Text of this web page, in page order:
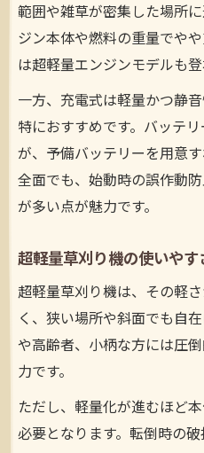
範囲や雑草が密集した場所
ジン本体や燃料の重量でや
は超軽量エンジンモデルも登
一方、充電式は軽量かつ静
特におすすめです。バッテ
が、予備バッテリーを用意
全面でも、始動時の誤作動
が多い点が魅力です。
超軽量草刈り機の使いや
超軽量草刈り機は、その軽
く、狭い場所や斜面でも自
や高齢者、小柄な方には圧
力です。
ただし、軽量化が進むほど
必要となります。転倒時の